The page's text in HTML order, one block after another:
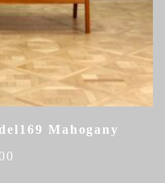
Mahogany